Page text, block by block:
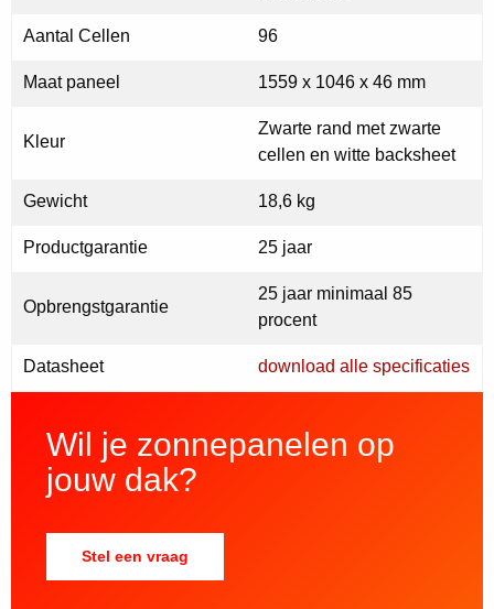
Aantal Cellen 96
Maat paneel 1559 x 1046 x 46 mm
Kleur
Zwarte rand met zwarte
cellen en witte backsheet
Gewicht 18,6 kg
Productgarantie 25 jaar
Opbrengstgarantie
25 jaar minimaal 85
procent
Datasheet download alle specificaties
Wil je zonnepanelen op
jouw dak?
Stel een vraag